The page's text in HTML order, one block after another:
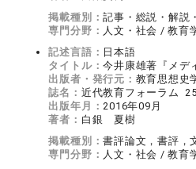
掲載種別：記事・総説・解説
専門分野： 人文・社会 / 教育
記述言語： 日本語
タイトル：今井康雄著『メデ
出版者・発行元： 教育思想史
誌名： 近代教育フォーラム
出版年月：2016年09月
著者： 白銀 夏樹
掲載種別：書評論文，書評，
専門分野： 人文・社会 / 教育